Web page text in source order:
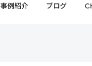
事例紹介 ブログ